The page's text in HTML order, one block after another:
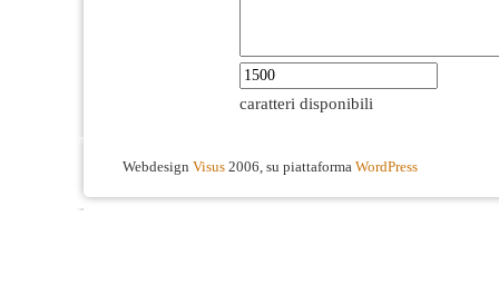
caratteri disponibili
Webdesign Visus 2006, su piattaforma WordPress